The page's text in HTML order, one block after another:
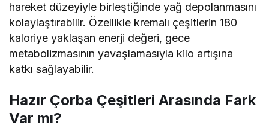
hareket düzeyiyle birleştiğinde yağ depolanmasını
kolaylaştırabilir. Özellikle kremalı çeşitlerin 180
kaloriye yaklaşan enerji değeri, gece
metabolizmasının yavaşlamasıyla kilo artışına
katkı sağlayabilir.
Hazır Çorba Çeşitleri Arasında Fark
Var mı?